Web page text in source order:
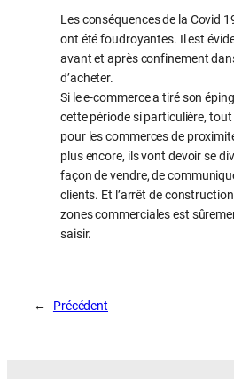
Les conséquences de la Covid
ont été foudroyantes. Il est
avant et après confinement
d’acheter.
Si le e-commerce a tiré son
cette période si particulière, tout
pour les commerces de
plus encore, ils vont devoir se
façon de vendre, de
clients. Et l’arrêt de
zones commerciales est
saisir.
← Précédent